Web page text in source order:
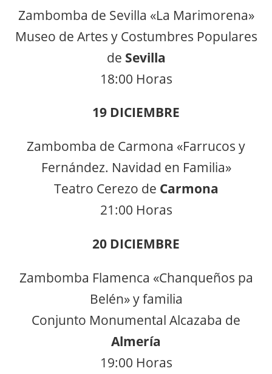
Zambomba de Sevilla «La Marimorena»
Museo de Artes y Costumbres Populares
de Sevilla
18:00 Horas
19 DICIEMBRE
Zambomba de Carmona «Farrucos y
Fernández. Navidad en Familia»
Teatro Cerezo de Carmona
21:00 Horas
20 DICIEMBRE
Zambomba Flamenca «Chanqueños pa
Belén» y familia
Conjunto Monumental Alcazaba de
Almería
19:00 Horas